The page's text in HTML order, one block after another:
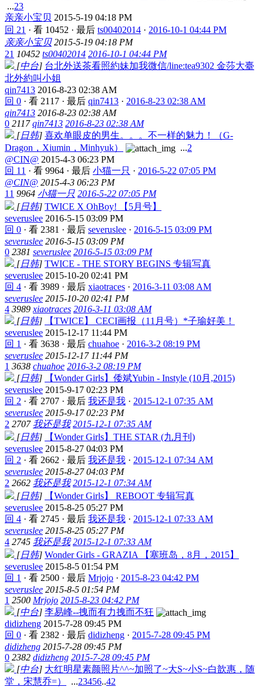
...23
亲亲小宝贝 2015-5-19 04:18 PM
回 21 · 看 10452 · 最后 ts00402014 · 2016-10-1 04:44 PM
亲亲小宝贝 2015-5-19 04:18 PM
21 10452 ts00402014 2016-10-1 04:44 PM
[中台] 台北外送茶看照約妹加我微信/line:tea9302 金莎大臺
北外約叫小姐
qin7413 2016-8-23 02:38 AM
回 0 · 看 2117 · 最后 qin7413 · 2016-8-23 02:38 AM
qin7413 2016-8-23 02:38 AM
0 2117 qin7413 2016-8-23 02:38 AM
[日韩] 喜欢单眼皮的男生。。。不一样的魅力！（G-
Dragon，Xiumin，Minhyuk）
...2
@CIN@ 2015-4-3 06:23 PM
回 11 · 看 9964 · 最后 小猫一只 · 2016-5-22 07:05 PM
@CIN@ 2015-4-3 06:23 PM
11 9964 小猫一只 2016-5-22 07:05 PM
[日韩] TWICE X OhBoy! 【5月号】
severuslee 2016-5-15 03:09 PM
回 0 · 看 2381 · 最后 severuslee · 2016-5-15 03:09 PM
severuslee 2016-5-15 03:09 PM
0 2381 severuslee 2016-5-15 03:09 PM
[日韩] TWICE - THE STORY BEGINS 专辑写真
severuslee 2015-10-20 02:41 PM
回 4 · 看 3989 · 最后 xiaotraces · 2016-3-11 03:08 AM
severuslee 2015-10-20 02:41 PM
4 3989 xiaotraces 2016-3-11 03:08 AM
[日韩]
【TWICE】 CECI画报（11月号）*子瑜好美！
severuslee 2015-12-17 11:44 PM
回 1 · 看 3638 · 最后 chuahoe · 2016-3-2 08:19 PM
severuslee 2015-12-17 11:44 PM
1 3638 chuahoe 2016-3-2 08:19 PM
[日韩]
【Wonder Girls】倭斌Yubin - Instyle (10月,2015)
severuslee 2015-9-17 02:23 PM
回 2 · 看 2707 · 最后 我还是我 · 2015-12-1 07:35 AM
severuslee 2015-9-17 02:23 PM
2 2707 我还是我 2015-12-1 07:35 AM
[日韩]
【Wonder Girls】THE STAR (九月刊)
severuslee 2015-8-27 04:03 PM
回 2 · 看 2662 · 最后 我还是我 · 2015-12-1 07:34 AM
severuslee 2015-8-27 04:03 PM
2 2662 我还是我 2015-12-1 07:34 AM
[日韩]
【Wonder Girls】 REBOOT 专辑写真
severuslee 2015-8-25 05:27 PM
回 4 · 看 2745 · 最后 我还是我 · 2015-12-1 07:33 AM
severuslee 2015-8-25 05:27 PM
4 2745 我还是我 2015-12-1 07:33 AM
[日韩] Wonder Girls - GRAZIA 【塞班岛，8月，2015】
severuslee 2015-8-5 01:54 PM
回 1 · 看 2500 · 最后 Mrjojo · 2015-8-23 04:42 PM
severuslee 2015-8-5 01:54 PM
1 2500 Mrjojo 2015-8-23 04:42 PM
[中台] 李易峰--拽而有力拽而不狂
didizheng 2015-7-28 09:45 PM
回 0 · 看 2382 · 最后 didizheng · 2015-7-28 09:45 PM
didizheng 2015-7-28 09:45 PM
0 2382 didizheng 2015-7-28 09:45 PM
[中台] 大红明星素颜照片^^~加照了~大S~小S~白歆惠，随
堂，宋慧乔=）
...23456..42